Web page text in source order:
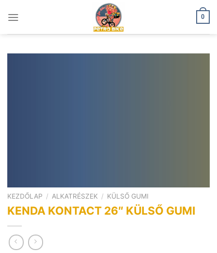
0
KEZDŐLAP / ALKATRÉSZEK / KÜLSŐ GUMI
KENDA KONTACT 26″ KÜLSŐ GUMI